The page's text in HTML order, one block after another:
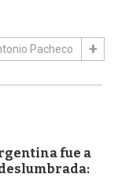
Pacheco
fue a